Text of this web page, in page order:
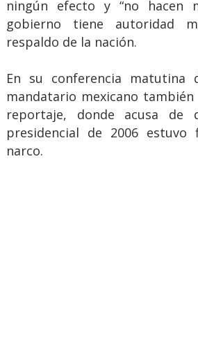
ningún efecto y “no hacen
gobierno tiene autoridad
respaldo de la nación.
En su conferencia matutina
mandatario mexicano
reportaje, donde acusa de
presidencial de 2006 estuvo
narco.